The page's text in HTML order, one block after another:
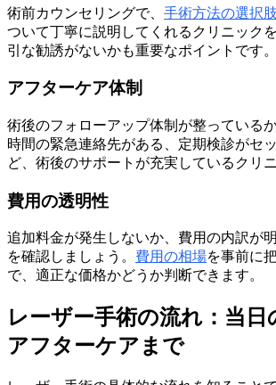
術前カウンセリングで、 手術方法の選択肢
ついて丁寧に説明してくれるクリニック
引な勧誘がないかも重要なポイントです。
アフターケア体制
術後のフォローアップ体制が整っている
時間の緊急連絡先がある、定期検診がセ
ど、術後のサポートが充実しているクリ
費用の透明性
追加料金が発生しないか、費用の内訳が
を確認しましょう。 費用の相場を事前に
で、適正な価格かどうか判断できます。
レーザー手術の流れ：当日
アフターケアまで